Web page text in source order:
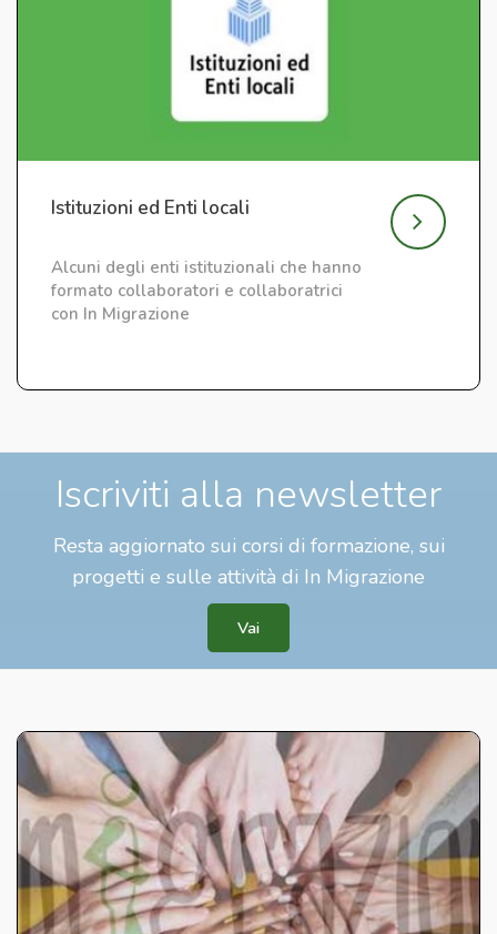
Istituzioni ed Enti locali
Alcuni degli enti istituzionali che hanno
formato collaboratori e collaboratrici
con In Migrazione
Iscriviti alla newsletter
Resta aggiornato sui corsi di formazione, sui
progetti e sulle attività di In Migrazione
Vai